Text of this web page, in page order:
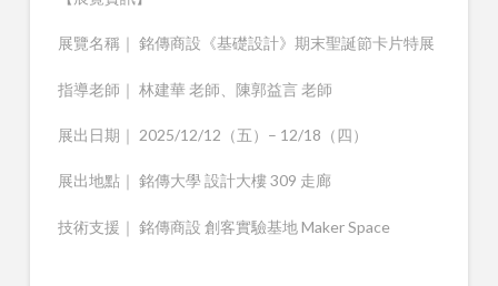
展覽名稱｜ 銘傳商設《基礎設計》期末聖誕節卡片特展
指導老師｜ 林建華 老師、陳郭益言 老師
展出日期｜ 2025/12/12（五）– 12/18（四）
展出地點｜ 銘傳大學 設計大樓 309 走廊
技術支援｜ 銘傳商設 創客實驗基地 Maker Space